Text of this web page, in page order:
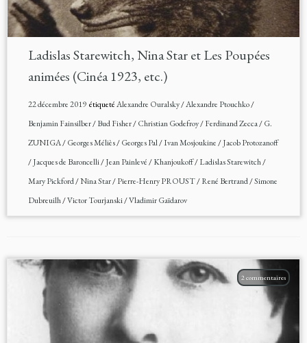
Ladislas Starewitch, Nina Star et Les Poupées
animées (Cinéa 1923, etc.)
22 décembre 2019étiquetéAlexandre Ouralsky/Alexandre Ptouchko/
Benjamin Fainsilber/Bud Fisher/Christian Godefroy/Ferdinand Zecca/G.
ZUNIGA/Georges Méliès/Georges Pal/Ivan Mosjoukine/Jacob Protozanoff
/Jacques de Baroncelli/Jean Painlevé/Khanjoukoff/Ladislas Starewitch/
Mary Pickford/Nina Star/Pierre-Henry PROUST/René Bertrand/Simone
Dubreuilh/Victor Tourjanski/Vladimir Gaïdarov
2 commentaires